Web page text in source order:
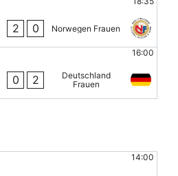
2 0 Norwegen Frauen
16:00
0 2
Deutschland
Frauen
14:00